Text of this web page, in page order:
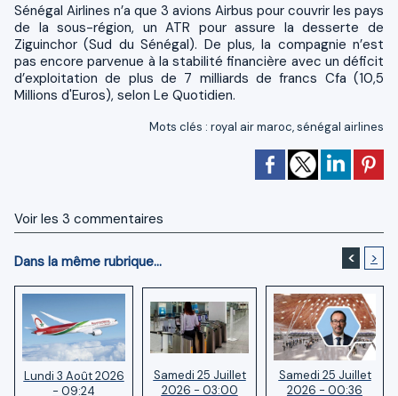
Sénégal Airlines n’a que 3 avions Airbus pour couvrir les pays
de la sous-région, un ATR pour assure la desserte de
Ziguinchor (Sud du Sénégal). De plus, la compagnie n’est
pas encore parvenue à la stabilité financière avec un déficit
d’exploitation de plus de 7 milliards de francs Cfa (10,5
Millions d'Euros), selon Le Quotidien.
Mots clés : royal air maroc,sénégal airlines
Voir les 3 commentaires
Dans la même rubrique... < >
Lundi 3 Août 2026
- 09:24
Samedi 25 Juillet
2026 - 03:00
Samedi 25 Juillet
2026 - 00:36